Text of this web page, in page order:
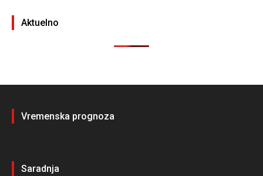
Aktuelno
Vremenska prognoza
Saradnja